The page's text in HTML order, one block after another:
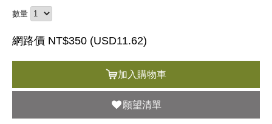
數量
網路價 NT$350 (USD11.62)
加入購物車
願望清單